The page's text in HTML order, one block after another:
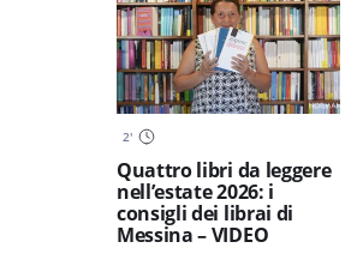
2'
Quattro libri da leggere
nell’estate 2026: i
consigli dei librai di
Messina – VIDEO